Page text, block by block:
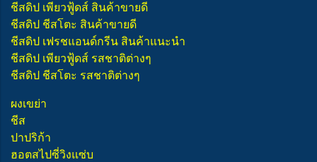
ชีสดิป เพียวฟู้ดส์ สินค้าขายดี
ชีสดิป ชีสโตะ สินค้าขายดี
ชีสดิป เฟรชแอนด์กรีน สินค้าแนะนำ
ชีสดิป เพียวฟู้ดส์ รสชาติต่างๆ
ชีสดิป ชีสโตะ รสชาติต่างๆ
ผงเขย่า
ชีส
ปาปริก้า
ฮอตสไปซี่วิงแซ่บ